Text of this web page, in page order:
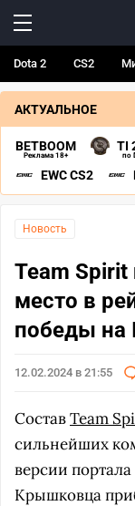
Dota 2 CS2
АКТУАЛЬНОЕ
BETBOOM
Реклама 18+
TI
по
EWC CS2
Новость
Team Spirit
место в
победы на
12.02.2024 в 21:55
СоставTeam
сильнейших
версии
Крышковца